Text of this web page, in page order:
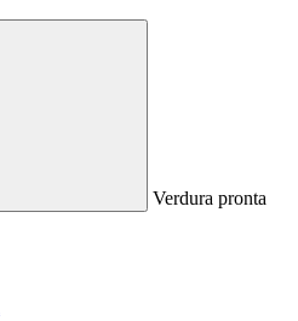
Verdura pronta